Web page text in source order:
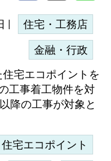
| 住宅・工務店
金融・行政
宅エコポイントを
工事着工物件を対
降の工事が対象と
住宅エコポイント